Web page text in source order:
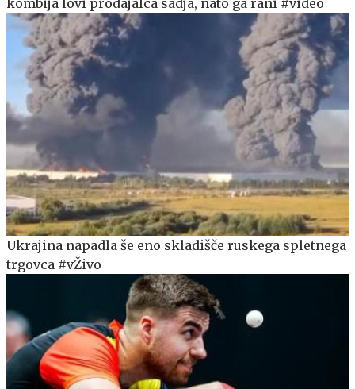
kombija lovi prodajalca sadja, nato ga rani #video
Ukrajina napadla še eno skladišče ruskega spletnega
trgovca #vŽivo